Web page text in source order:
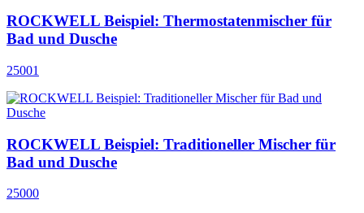
ROCKWELL Beispiel: Thermostatenmischer für
Bad und Dusche
25001
ROCKWELL Beispiel: Traditioneller Mischer für
Bad und Dusche
25000